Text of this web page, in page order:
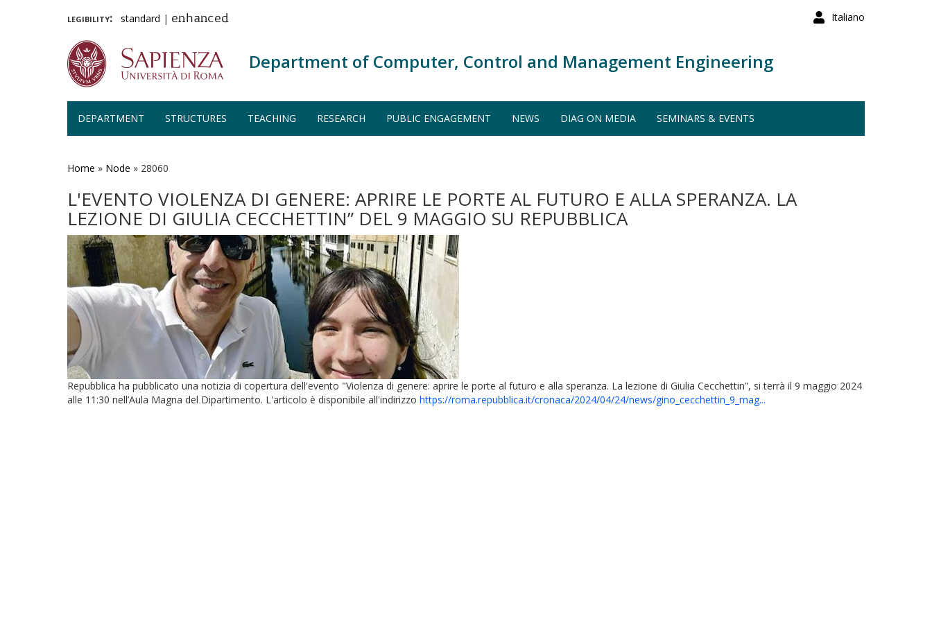
Italiano
legibility: standard | enhanced
Department of Computer, Control and Management Engineering
DEPARTMENT STRUCTURES TEACHING RESEARCH PUBLIC ENGAGEMENT NEWS DIAG ON MEDIA SEMINARS & EVENTS
Home » Node » 28060
L'EVENTO VIOLENZA DI GENERE: APRIRE LE PORTE AL FUTURO E ALLA SPERANZA. LA
LEZIONE DI GIULIA CECCHETTIN” DEL 9 MAGGIO SU REPUBBLICA
Repubblica ha pubblicato una notizia di copertura dell'evento "Violenza di genere: aprire le porte al futuro e alla speranza. La lezione di Giulia Cecchettin”, si terrà il 9 maggio 2024
alle 11:30 nell’Aula Magna del Dipartimento. L'articolo è disponibile all'indirizzo https://roma.repubblica.it/cronaca/2024/04/24/news/gino_cecchettin_9_mag...